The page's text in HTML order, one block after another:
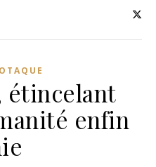
étincelant
enfin